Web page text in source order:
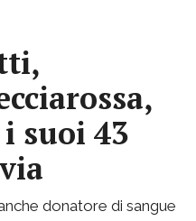
suoi 43
donatore di sangue